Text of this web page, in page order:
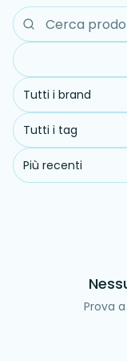
Tutti i brand
Tutti i tag
Più recenti
Prova